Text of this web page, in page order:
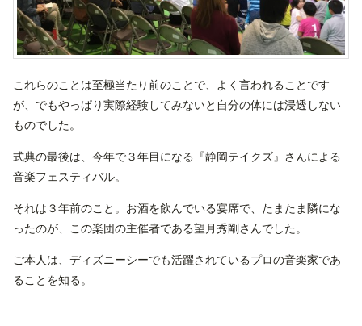
これらのことは至極当たり前のことで、よく言われることです
が、でもやっぱり実際経験してみないと自分の体には浸透しない
ものでした。
式典の最後は、今年で３年目になる『静岡テイクズ』さんによる
音楽フェスティバル。
それは３年前のこと。お酒を飲んでいる宴席で、たまたま隣にな
ったのが、この楽団の主催者である望月秀剛さんでした。
ご本人は、ディズニーシーでも活躍されているプロの音楽家であ
ることを知る。